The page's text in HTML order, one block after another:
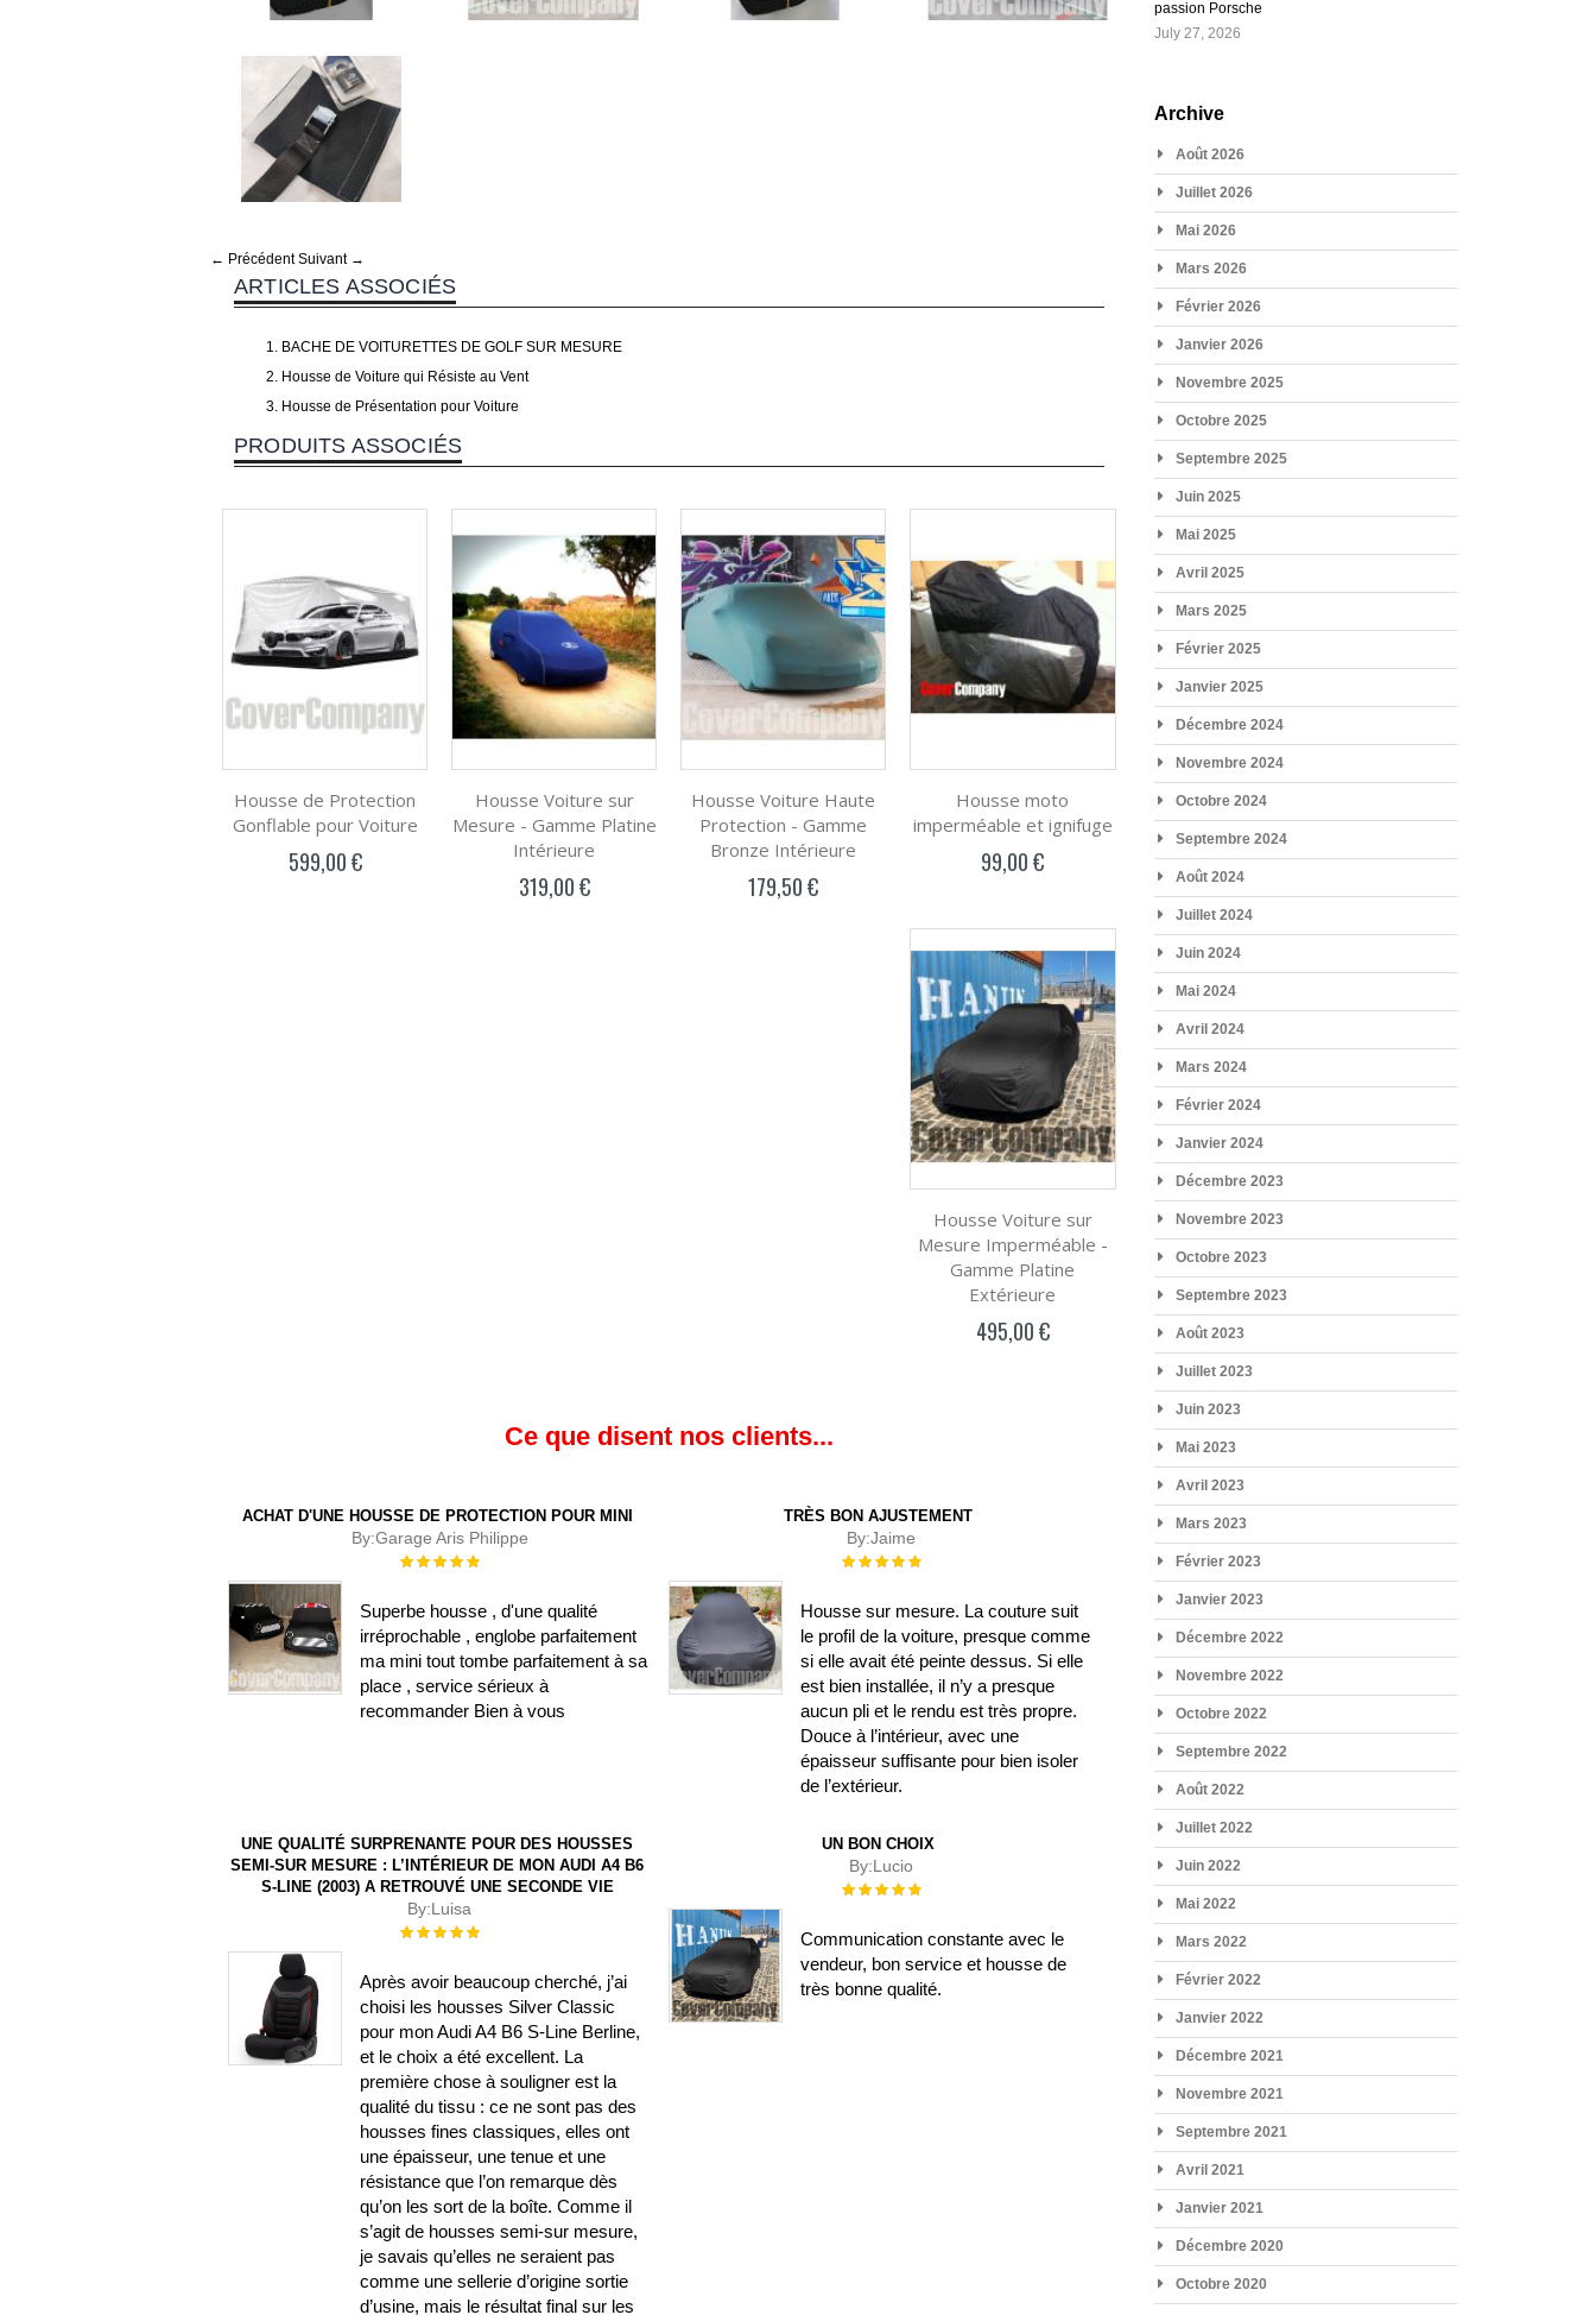
← Précédent Suivant →
ARTICLES ASSOCIÉS
BACHE DE VOITURETTES DE GOLF SUR MESURE
Housse de Voiture qui Résiste au Vent
Housse de Présentation pour Voiture
PRODUITS ASSOCIÉS
Housse de Protection
Gonflable pour Voiture
599,00 €
Housse Voiture sur
Mesure - Gamme Platine
Intérieure
319,00 €
Housse Voiture Haute
Protection - Gamme
Bronze Intérieure
179,50 €
Housse moto
imperméable et ignifuge
99,00 €
Housse Voiture sur
Mesure Imperméable -
Gamme Platine
Extérieure
495,00 €
Ce que disent nos clients...
ACHAT D'UNE HOUSSE DE PROTECTION POUR MINI
By:Garage Aris Philippe
Évaluation :
Superbe housse , d'une qualité
irréprochable , englobe parfaitement
ma mini tout tombe parfaitement à sa
place , service sérieux à
recommander Bien à vous
TRÈS BON AJUSTEMENT
By:Jaime
Évaluation :
Housse sur mesure. La couture suit
le profil de la voiture, presque comme
si elle avait été peinte dessus. Si elle
est bien installée, il n’y a presque
aucun pli et le rendu est très propre.
Douce à l’intérieur, avec une
épaisseur suffisante pour bien isoler
de l’extérieur.
UNE QUALITÉ SURPRENANTE POUR DES HOUSSES
SEMI-SUR MESURE : L’INTÉRIEUR DE MON AUDI A4 B6
S-LINE (2003) A RETROUVÉ UNE SECONDE VIE
By:Luisa
Évaluation :
Après avoir beaucoup cherché, j’ai
choisi les housses Silver Classic
pour mon Audi A4 B6 S-Line Berline,
et le choix a été excellent. La
première chose à souligner est la
qualité du tissu : ce ne sont pas des
housses fines classiques, elles ont
une épaisseur, une tenue et une
résistance que l’on remarque dès
qu’on les sort de la boîte. Comme il
s’agit de housses semi-sur mesure,
je savais qu’elles ne seraient pas
comme une sellerie d’origine sortie
d’usine, mais le résultat final sur les
UN BON CHOIX
By:Lucio
Évaluation :
Communication constante avec le
vendeur, bon service et housse de
très bonne qualité.
passion Porsche
July 27, 2026
Archive
Août 2026
Juillet 2026
Mai 2026
Mars 2026
Février 2026
Janvier 2026
Novembre 2025
Octobre 2025
Septembre 2025
Juin 2025
Mai 2025
Avril 2025
Mars 2025
Février 2025
Janvier 2025
Décembre 2024
Novembre 2024
Octobre 2024
Septembre 2024
Août 2024
Juillet 2024
Juin 2024
Mai 2024
Avril 2024
Mars 2024
Février 2024
Janvier 2024
Décembre 2023
Novembre 2023
Octobre 2023
Septembre 2023
Août 2023
Juillet 2023
Juin 2023
Mai 2023
Avril 2023
Mars 2023
Février 2023
Janvier 2023
Décembre 2022
Novembre 2022
Octobre 2022
Septembre 2022
Août 2022
Juillet 2022
Juin 2022
Mai 2022
Mars 2022
Février 2022
Janvier 2022
Décembre 2021
Novembre 2021
Septembre 2021
Avril 2021
Janvier 2021
Décembre 2020
Octobre 2020